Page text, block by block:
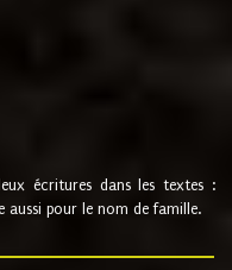
écritures dans les textes :
aussi pour le nom de famille.